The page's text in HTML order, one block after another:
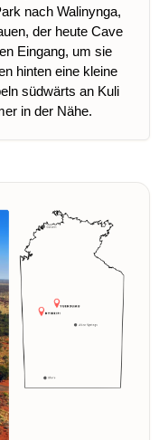
nach Walinynga,
der heute Cave
Eingang, um sie
hinten eine kleine
südwärts an Kuli
in der Nähe.